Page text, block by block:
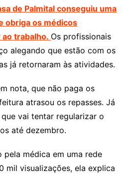
de Palmital conseguiu uma
obriga os médicos
trabalho. Os profissionais
alegando que estão com os
já retornaram às atividades.
nota, que não paga os
atrasou os repasses. Já
vai tentar regularizar o
até dezembro.
pela médica em uma rede
mil visualizações, ela explica